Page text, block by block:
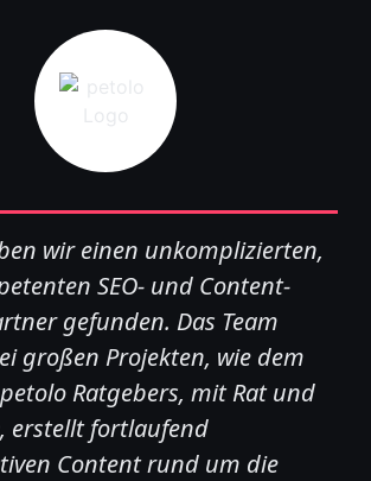
wir einen unkomplizierten,
SEO- und Content-
gefunden. Das Team
großen Projekten, wie dem
Ratgebers, mit Rat und
erstellt fortlaufend
Content rund um die